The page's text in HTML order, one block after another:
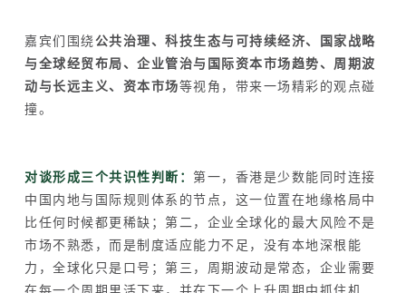
嘉宾们围绕公共治理、科技生态与可持续经济、国家战略
与全球经贸布局、企业管治与国际资本市场趋势、周期波
动与长远主义、资本市场等视角，带来一场精彩的观点碰
撞。
对谈形成三个共识性判断： 第一，香港是少数能同时连接
中国内地与国际规则体系的节点，这一位置在地缘格局中
比任何时候都更稀缺；第二，企业全球化的最大风险不是
市场不熟悉，而是制度适应能力不足，没有本地深根能
力，全球化只是口号；第三，周期波动是常态，企业需要
在每一个周期里活下来，并在下一个上升周期中抓住机